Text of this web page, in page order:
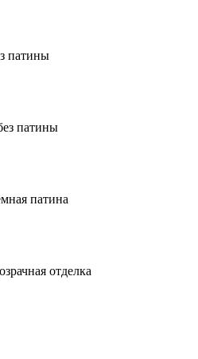
патины
патины
патина
отделка